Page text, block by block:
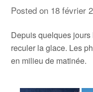
Posted on 18 février
Depuis quelques
reculer la glace. Les
en milieu de matinée.